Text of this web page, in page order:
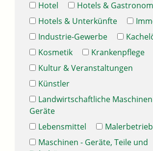
Hotel
Hotels &
Hotels & Unterkünfte
Industrie-Gewerbe
Kosmetik
Krankenpflege
Kultur & Veranstaltungen
Künstler
Landwirtschaftliche
Geräte
Lebensmittel
Maschinen - Geräte, Teile und